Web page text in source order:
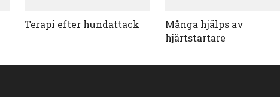
Terapi efter hundattack
Många hjälps av
hjärtstartare